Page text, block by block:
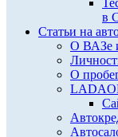
в
Статьи на
О ВАЗе
О